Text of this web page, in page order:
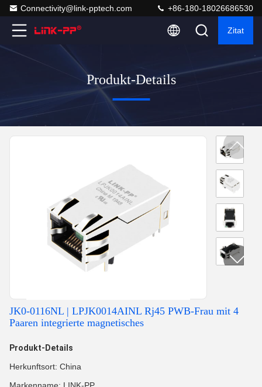
Connectivity@link-pptech.com +86-180-18026686530
Zitat
Produkt-Details
JK0-0116NL | LPJK0014AINL Rj45 PWB-Frau mit 4
Paaren integrierte magnetisches
Produkt-Details
Herkunftsort: China